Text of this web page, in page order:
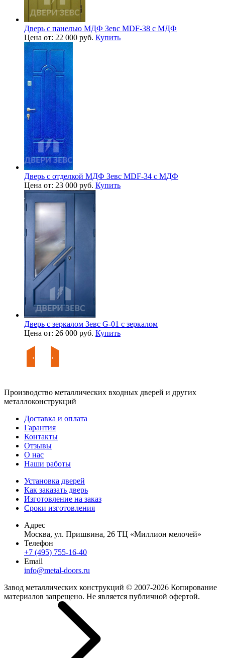
Дверь с панелью МДФ Зевс MDF-38 с МДФ
Цена от: 22 000 руб. Купить
Дверь с отделкой МДФ Зевс MDF-34 с МДФ
Цена от: 23 000 руб. Купить
Дверь с зеркалом Зевс G-01 с зеркалом
Цена от: 26 000 руб. Купить
Производство металлических входных дверей и других
металлоконструкций
Доставка и оплата
Гарантия
Контакты
Отзывы
О нас
Наши работы
Установка дверей
Как заказать дверь
Изготовление на заказ
Сроки изготовления
Адрес
Москва, ул. Пришвина, 26 ТЦ «Миллион мелочей»
Телефон
+7 (495) 755-16-40
Email
info@metal-doors.ru
Завод металлических конструкций © 2007-2026 Копирование
материалов запрещено. Не является публичной офертой.